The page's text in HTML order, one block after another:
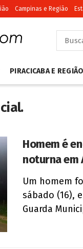
Campinas e Região
PIRACICABA E REGIÃO
Homem é
noturna em
Um homem
sábado (16),
Guarda